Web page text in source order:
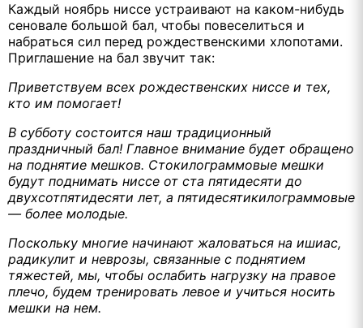
Каждый ноябрь ниссе устраивают на каком-нибудь
сеновале большой бал, чтобы повеселиться и
набраться сил перед рождественскими хлопотами.
Приглашение на бал звучит так:
Приветствуем всех рождественских ниссе и тех,
кто им помогает!
В субботу состоится наш традиционный
праздничный бал! Главное внимание будет обращено
на поднятие мешков. Стокилограммовые мешки
будут поднимать ниссе от ста пятидесяти до
двухсотпятидесяти лет, а пятидесятикилограммовые
— более молодые.
Поскольку многие начинают жаловаться на ишиас,
радикулит и неврозы, связанные с поднятием
тяжестей, мы, чтобы ослабить нагрузку на правое
плечо, будем тренировать левое и учиться носить
мешки на нем.